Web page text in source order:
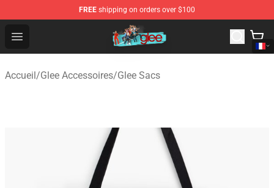
FREE shipping on orders over $100
Open menu
Glee Store - Official Glee Merchandise Shop
Accueil/Glee Accessoires/Glee Sacs